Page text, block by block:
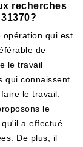
recherches
opération qui est
de
le travail
qui connaissent
le travail.
le
a effectué
De plus, il